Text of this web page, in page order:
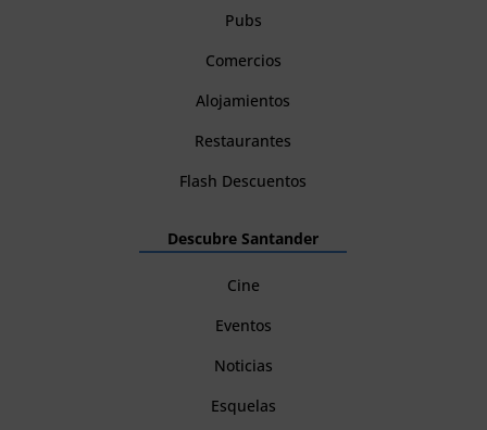
Pubs
Comercios
Alojamientos
Restaurantes
Flash Descuentos
Descubre Santander
Cine
Eventos
Noticias
Esquelas